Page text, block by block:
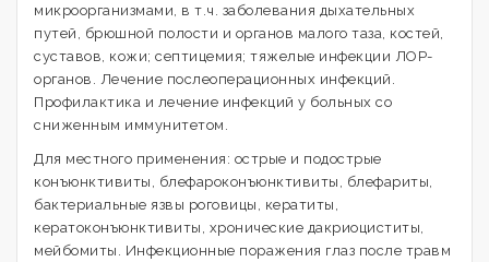
микроорганизмами, в т.ч. заболевания дыхательных
путей, брюшной полости и органов малого таза, костей,
суставов, кожи; септицемия; тяжелые инфекции ЛОР-
органов. Лечение послеоперационных инфекций.
Профилактика и лечение инфекций у больных со
сниженным иммунитетом.
Для местного применения: острые и подострые
конъюнктивиты, блефароконъюнктивиты, блефариты,
бактериальные язвы роговицы, кератиты,
кератоконъюнктивиты, хронические дакриоциститы,
мейбомиты. Инфекционные поражения глаз после травм